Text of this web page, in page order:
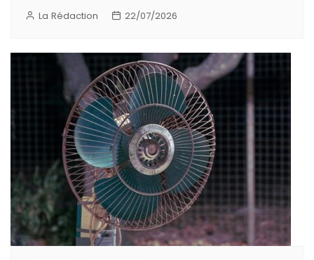
La Rédaction 22/07/2026